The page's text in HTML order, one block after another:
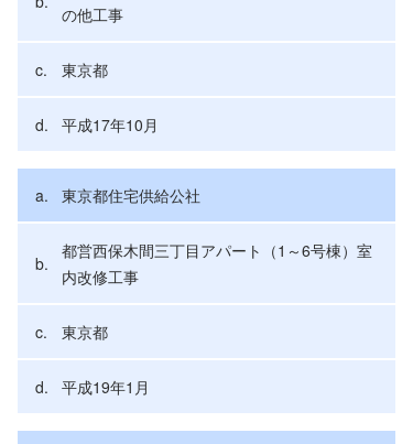
の他工事
東京都
平成17年10月
東京都住宅供給公社
都営西保木間三丁目アパート（1～6号棟）室
内改修工事
東京都
平成19年1月